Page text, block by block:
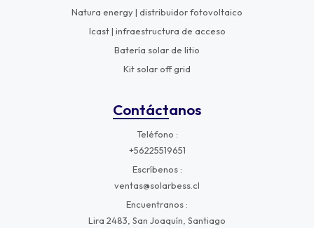
Natura energy | distribuidor fotovoltaico
Icast | infraestructura de acceso
Batería solar de litio
Kit solar off grid
Contáctanos
Teléfono
+56225519651
Escríbenos
ventas@solarbess.cl
Encuentranos
Lira 2483, San Joaquín, Santiago